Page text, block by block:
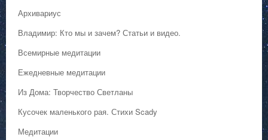
Архивариус
Владимир: Кто мы и зачем? Статьи и видео.
Всемирные медитации
Ежедневные медитации
Из Дома: Творчество Светланы
Кусочек маленького рая. Стихи Scady
Медитации